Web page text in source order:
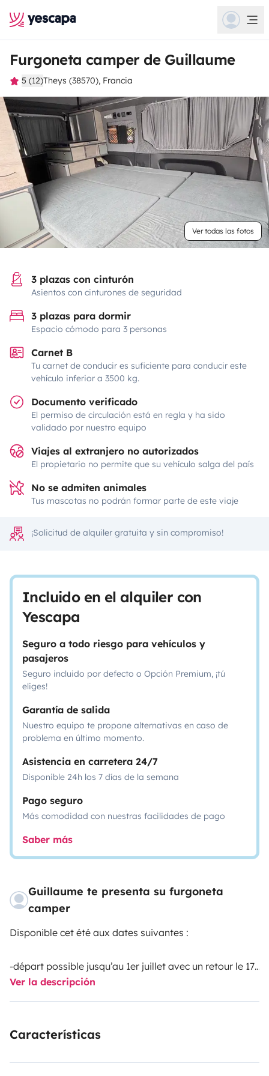
Furgoneta camper de Guillaume
5 (12)Theys (38570), Francia
Ver todas las fotos
3 plazas con cinturón
Asientos con cinturones de seguridad
3 plazas para dormir
Espacio cómodo para 3 personas
Carnet B
Tu carnet de conducir es suficiente para conducir este
vehículo inferior a 3500 kg.
Documento verificado
El permiso de circulación está en regla y ha sido
validado por nuestro equipo
Viajes al extranjero no autorizados
El propietario no permite que su vehículo salga del país
No se admiten animales
Tus mascotas no podrán formar parte de este viaje
¡Solicitud de alquiler gratuita y sin compromiso!
Incluido en el alquiler con
Yescapa
Seguro a todo riesgo para vehículos y
pasajeros
Seguro incluido por defecto o Opción Premium, ¡tú
eliges!
Garantía de salida
Nuestro equipo te propone alternativas en caso de
problema en último momento.
Asistencia en carretera 24/7
Disponible 24h los 7 días de la semana
Pago seguro
Más comodidad con nuestras facilidades de pago
Saber más
Guillaume te presenta su furgoneta
camper
Disponible cet été aux dates suivantes :
-départ possible jusqu’au 1er juillet avec un retour le 17,
le 18 ou le 19 juillet
31 juillet, 1er ou 2 août
Ver la descripción
Características